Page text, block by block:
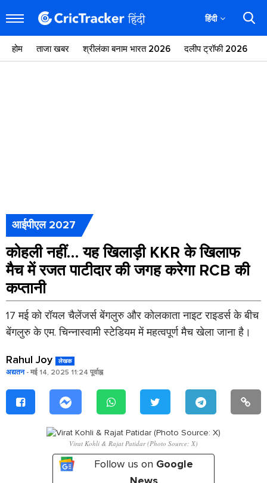
हिंदी
होम ताजा खबर श्रीलंका बनाम भारत 2026 दलीप ट्रॉफी 2026
आईपीएल 2027
कोहली नहीं… यह खिलाड़ी KKR के खिलाफ
मैच में रजत पाटीदार की जगह करेगा RCB की
कप्तानी
17 मई को रॉयल चैलेंजर्स बेंगलुरु और कोलकाता नाइट राइडर्स के बीच
बेंगलुरु के एम. चिन्नास्वामी स्टेडियम में महत्वपूर्ण मैच खेला जाना है।
Rahul Joy लेखक
अद्यतन- मई 14, 2025 11:24 पूर्वाह्न
Virat Kohli & Rajat Patidar (Photo Source: X)
Follow us on Google